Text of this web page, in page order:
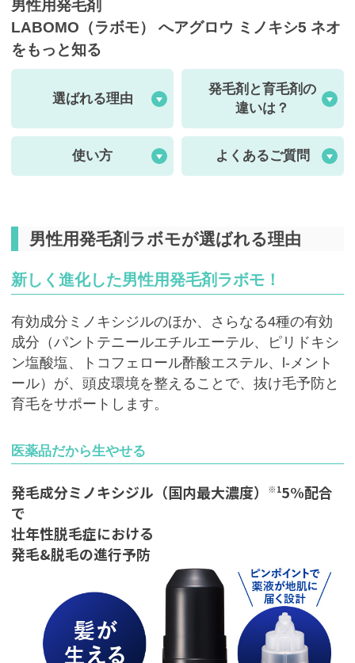
男性用発毛剤
LABOMO（ラボモ） へアグロウ ミノキシ5 ネオ
をもっと知る
選ばれる理由
発毛剤と育毛剤の
違いは？
使い方 よくあるご質問
男性用発毛剤ラボモが選ばれる理由
新しく進化した男性用発毛剤ラボモ！
有効成分ミノキシジルのほか、さらなる4種の有効
成分（パントテニールエチルエーテル、ピリドキシ
ン塩酸塩、トコフェロール酢酸エステル、l-メント
ール）が、頭皮環境を整えることで、抜け毛予防と
育毛をサポートします。
医薬品だから生やせる
発毛成分ミノキシジル （国内最大濃度） ※15%配合
で
壮年性脱毛症における
発毛&脱毛の進行予防